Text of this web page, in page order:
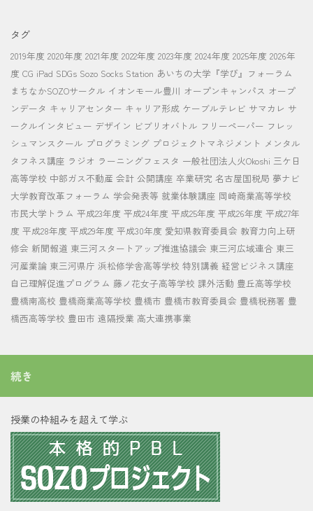
タグ
2019年度 2020年度 2021年度 2022年度 2023年度 2024年度 2025年度 2026年
度 CG iPad SDGs Sozo Socks Station あいちの大学『学び』フォーラム
まちなかSOZOサークル イオンモール豊川 オープンキャンパス オープ
ンデータ キャリアセンター キャリア形成 ケーブルテレビ サマカレ サ
ークルインタビュー デザイン ビブリオバトル フリーペーパー フレッ
シュマンスクール プログラミング プロジェクトマネジメント メンタル
タフネス講座 ラジオ ラーニングフェスタ 一般社団法人火Okoshi 三ケ日
高等学校 中部ガス不動産 会計 公開講座 卒業研究 名古屋国税局 夢ナビ
大学教育改革フォーラム 学会発表等 就業体験講座 岡崎商業高等学校
市民大学トラム 平成23年度 平成24年度 平成25年度 平成26年度 平成27年
度 平成28年度 平成29年度 平成30年度 愛知県教育委員会 教育力向上研
修会 新聞報道 東三河スタートアップ推進協議会 東三河広域連合 東三
河産業論 東三河県庁 浜松修学舎高等学校 特別講義 経営ビジネス講座
自己理解促進プログラム 藤ノ花女子高等学校 課外活動 豊丘高等学校
豊橋南高校 豊橋商業高等学校 豊橋市 豊橋市教育委員会 豊橋税務署 豊
橋西高等学校 豊田市 遠隔授業 高大連携事業
続き
授業の枠組みを超えて学ぶ